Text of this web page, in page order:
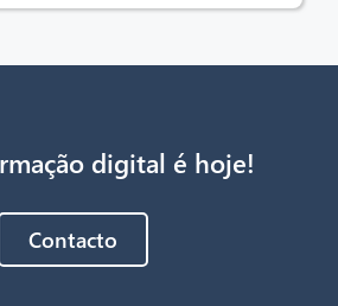
digital é hoje!
Contacto